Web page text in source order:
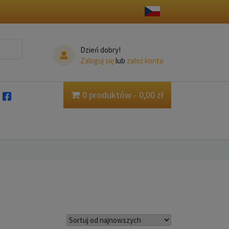
Dzień dobry!
Zaloguj sięlub założ konto
0 produktów 0,00 zł